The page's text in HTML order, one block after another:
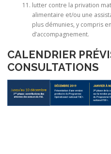
lutter contre la privation
alimentaire et/ou une
plus démunies, y compris
d’accompagnement.
CALENDRIER
CONSULTATIONS